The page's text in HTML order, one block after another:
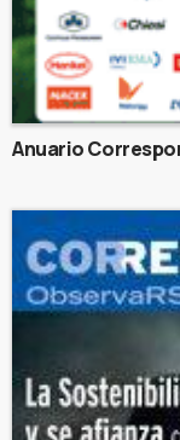
Anuario